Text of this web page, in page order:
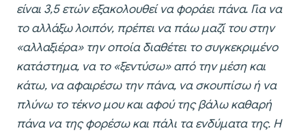
είναι 3,5 ετών εξακολουθεί να φοράει πάνα. Για να
το αλλάξω λοιπόν, πρέπει να πάω μαζί του στην
«αλλαξιέρα» την οποία διαθέτει το συγκεκριμένο
κατάστημα, να το «ξεντύσω» από την μέση και
κάτω, να αφαιρέσω την πάνα, να σκουπίσω ή να
πλύνω το τέκνο μου και αφού της βάλω καθαρή
πάνα να της φορέσω και πάλι τα ενδύματα της. Η